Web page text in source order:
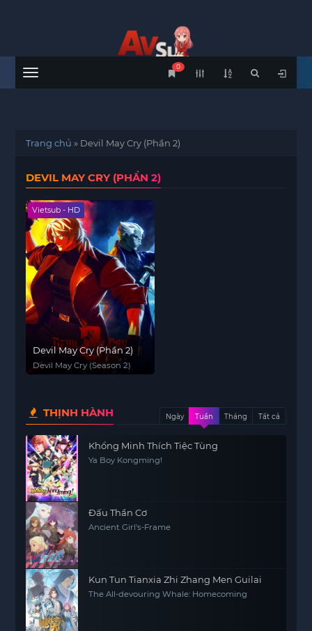
Menu
0
Trang chủ » Devil May Cry (Phần 2)
DEVIL MAY CRY (PHẦN 2)
Vietsub - HD
Devil May Cry (Phần 2)
Devil May Cry (Season 2)
THỊNH HÀNH Ngày Tuần Tháng Tất cả
Khổng Minh Thích Tiệc Tùng
Ya Boy Kongming!
Đấu Thần Cơ
Ancient Girl's-Frame
Kun Tun Tianxia Zhi Zhang Men Guilai
The All-devouring Whale: Homecoming